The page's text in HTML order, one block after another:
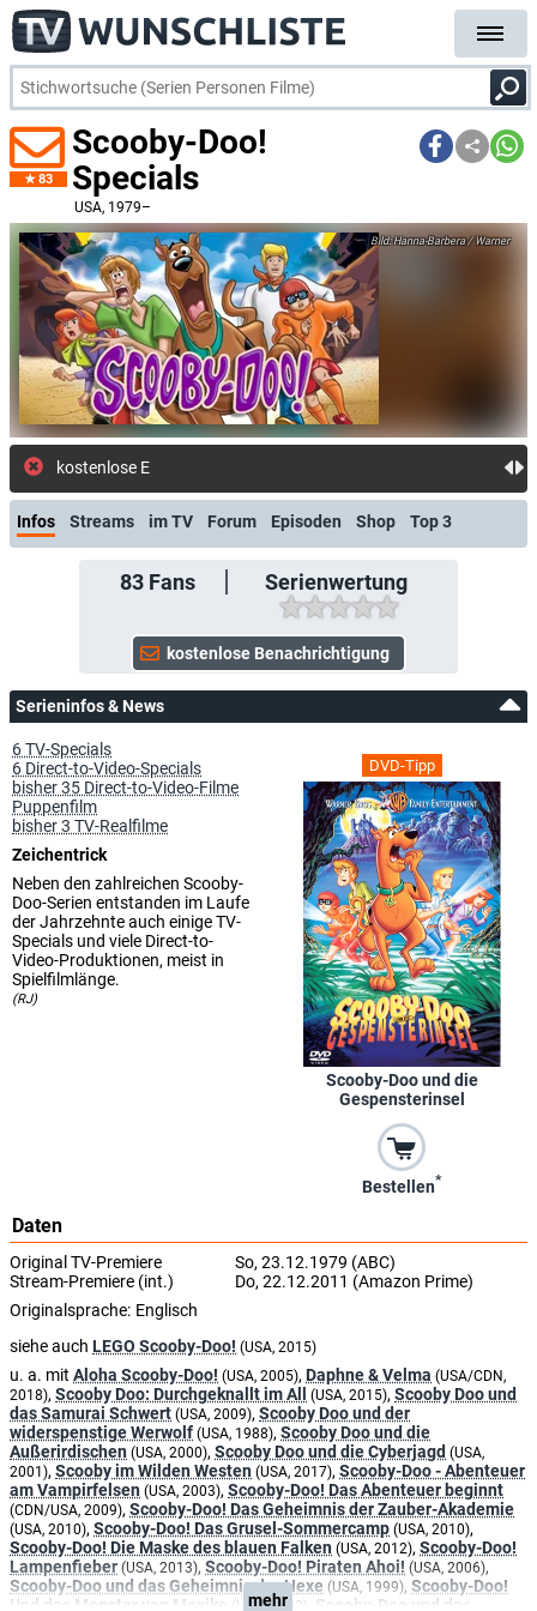
83
Scooby-Doo!
Specials
USA, 1979–
Hanna-Barbera / Warner
kostenlose E-Mail-Benachrichtigung bei Streaming- oder TV
Infos Streams im TV Forum Episoden Shop Top 3
83Fans Serienwertung
Serieninfos & News
DVD-Tipp
Scooby-Doo und die
Gespensterinsel
Bestellen*
6 TV-Specials
6 Direct-to-Video-Specials
bisher 35 Direct-to-Video-Filme
Puppenfilm
bisher 3 TV-Realfilme
Zeichentrick
Neben den zahlreichen Scooby-
Doo-Serien entstanden im Laufe
der Jahrzehnte auch einige TV-
Specials und viele Direct-to-
Video-Produktionen, meist in
Spielfilmlänge.
(RJ)
Daten
Original TV-Premiere
So, 23.12.1979 (ABC)
Stream-Premiere (int.)
Do, 22.12.2011 (Amazon Prime)
Originalsprache: Englisch
siehe auch LEGO Scooby-Doo! (USA, 2015)
u. a. mit Aloha Scooby-Doo! (USA, 2005),Daphne & Velma (USA/CDN,
2018),Scooby Doo: Durchgeknallt im All (USA, 2015),Scooby Doo und
das Samurai Schwert (USA, 2009),Scooby Doo und der
widerspenstige Werwolf (USA, 1988),Scooby Doo und die
Außerirdischen (USA, 2000),Scooby Doo und die Cyberjagd (USA,
2001),Scooby im Wilden Westen (USA, 2017),Scooby-Doo - Abenteuer
am Vampirfelsen (USA, 2003),Scooby-Doo! Das Abenteuer beginnt
(CDN/USA, 2009),Scooby-Doo! Das Geheimnis der Zauber-Akademie
(USA, 2010),Scooby-Doo! Das Grusel-Sommercamp (USA, 2010),
Scooby-Doo! Die Maske des blauen Falken (USA, 2012),Scooby-Doo!
Lampenfieber (USA, 2013), Scooby-Doo! Piraten Ahoi! (USA, 2006),
Scooby-Doo und das Geheimnis der Hexe (USA, 1999), Scooby-Doo!
Und das Monster von Mexiko
(USA, 2003)
Scooby-Doo und das
mehr